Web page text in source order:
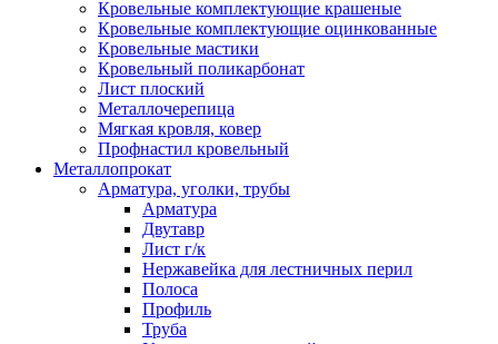
Кровельные комплектующие крашеные
Кровельные комплектующие оцинкованные
Кровельные мастики
Кровельный поликарбонат
Лист плоский
Металлочерепица
Мягкая кровля, ковер
Профнастил кровельный
Металлопрокат
Арматура, уголки, трубы
Арматура
Двутавр
Лист г/к
Нержавейка для лестничных перил
Полоса
Профиль
Труба